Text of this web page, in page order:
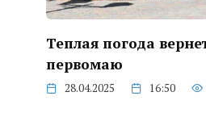
Теплая погода
первомаю
28.04.2025 16:50